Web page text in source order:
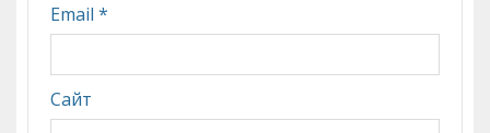
Email *
Сайт